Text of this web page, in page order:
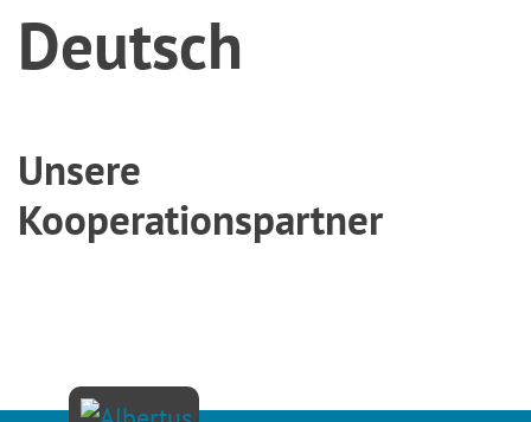
Deutsch
Unsere
Kooperationspartner